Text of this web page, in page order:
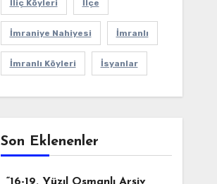
İliç Köyleri İlçe
İmraniye Nahiyesi İmranlı
İmranlı Köyleri İsyanlar
Son Eklenenler